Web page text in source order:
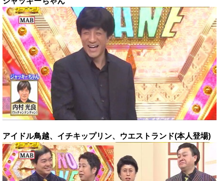
アイドル鳥越、イチキップリン、 ウエストランド(本人登場)